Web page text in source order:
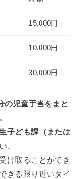
15,000円
10,000円
30,000円
の児童手当をまと
子ども課（または
。
け取ることができ
きる限り近いタイ